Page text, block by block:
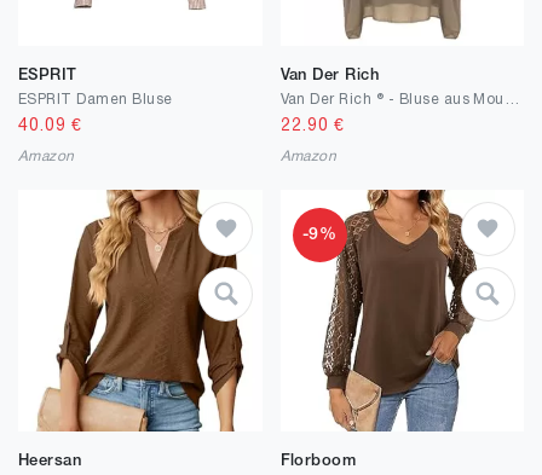
ESPRIT
ESPRIT Damen Bluse
40.09 €
Amazon
Van Der Rich
22.90 €
Amazon
Heersan
-9%
Florboom